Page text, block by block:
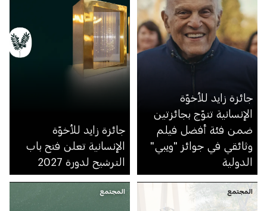
جائزة زايد للأخوّة
الإنسانية تتوّج بجائزتين
ضمن فئة أفضل فيلم
وثائقي في جوائز "ويبي"
الدولية
جائزة زايد للأخوّة
الإنسانية تعلن فتح باب
الترشيح لدورة 2027
المجتمع المجتمع